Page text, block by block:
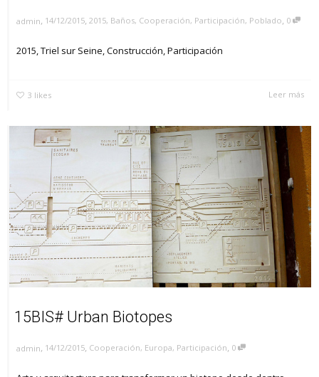
admin, 14/12/2015, 2015, Baños, Cooperación, Participación, Poblado, 0
2015, Triel sur Seine, Construcción, Participación
3 likes Leer más
15BIS# Urban Biotopes
admin, 14/12/2015, Cooperación, Europa, Participación, 0